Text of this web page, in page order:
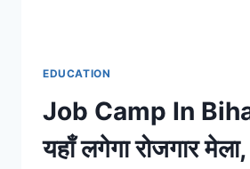
EDUCATION
Job Camp In
यहाँ लगेगा रोजगार